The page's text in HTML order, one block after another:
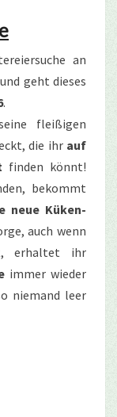
an
und geht dieses
.
fleißigen
die ihr auf
finden könnt!
bekommt
neue Küken-
auch wenn
erhaltet ihr
immer wieder
niemand leer